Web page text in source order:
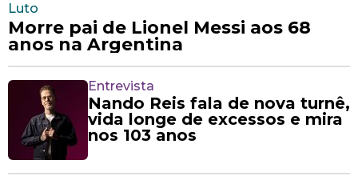
Luto
Morre pai de Lionel Messi aos 68
anos na Argentina
Entrevista
Nando Reis fala de nova turnê,
vida longe de excessos e mira
nos 103 anos